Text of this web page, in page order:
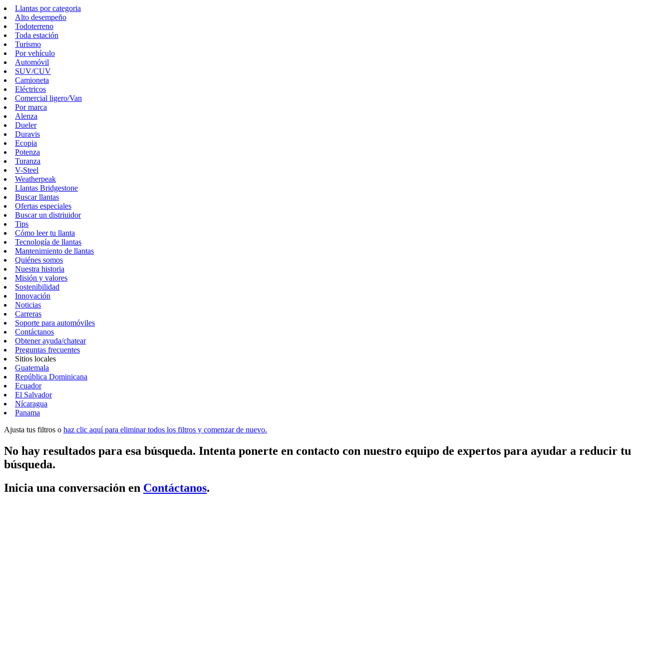
Llantas por categoria
Alto desempeño
Todoterreno
Toda estación
Turismo
Por vehículo
Automóvil
SUV/CUV
Camioneta
Eléctricos
Comercial ligero/Van
Por marca
Alenza
Dueler
Duravis
Ecopia
Potenza
Turanza
V-Steel
Weatherpeak
Llantas Bridgestone
Buscar llantas
Ofertas especiales
Buscar un distriuidor
Tips
Cómo leer tu llanta
Tecnología de llantas
Mantenimiento de llantas
Quiénes somos
Nuestra historia
Misión y valores
Sostenibilidad
Innovación
Noticias
Carreras
Soporte para automóviles
Contáctanos
Obtener ayuda/chatear
Preguntas frecuentes
Sitios locales
Guatemala
República Dominicana
Ecuador
El Salvador
Nícaragua
Panama
Ajusta tus filtros o haz clic aquí para eliminar todos los filtros y comenzar de nuevo.
No hay resultados para esa búsqueda. Intenta ponerte en contacto con nuestro equipo de expertos para ayudar a reducir tu
búsqueda.
Inicia una conversación en Contáctanos.